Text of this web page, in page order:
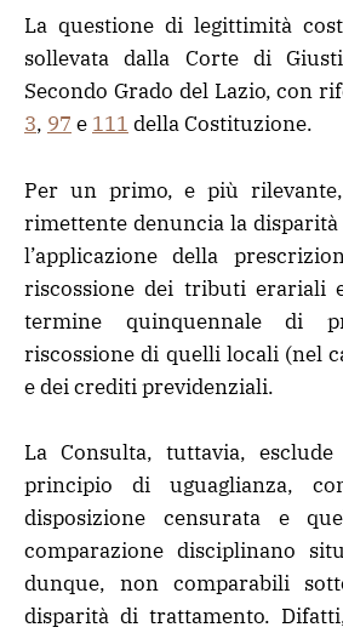
La questione di legittimità
sollevata dalla Corte di
Secondo Grado del Lazio, con
3, 97 e 111 della Costituzione.
Per un primo, e più
rimettente denuncia la
l’applicazione della
riscossione dei tributi erariali
termine quinquennale di
riscossione di quelli locali (nel
e dei crediti previdenziali.
La Consulta, tuttavia,
principio di uguaglianza,
disposizione censurata e
comparazione disciplinano
dunque, non comparabili
disparità di trattamento.